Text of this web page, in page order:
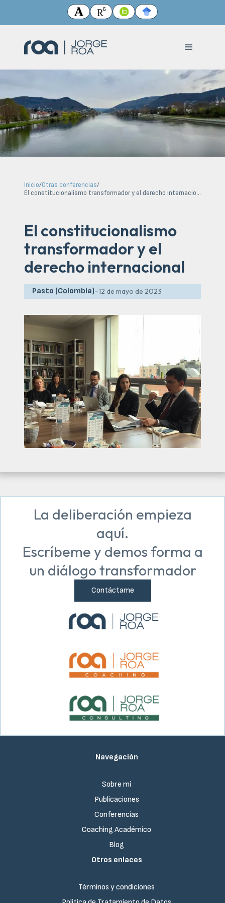
Inicio/Otras conferencias/
El constitucionalismo transformador y el derecho internacional
El constitucionalismo
transformador y el
derecho internacional
Pasto (Colombia)-12 de mayo de 2023
La deliberación empieza
aquí.
Escríbeme y demos forma a
un diálogo transformador
Contáctame
Navegación
Sobre mí
Publicaciones
Conferencias
Coaching Académico
Blog
Otros enlaces
Términos y condiciones